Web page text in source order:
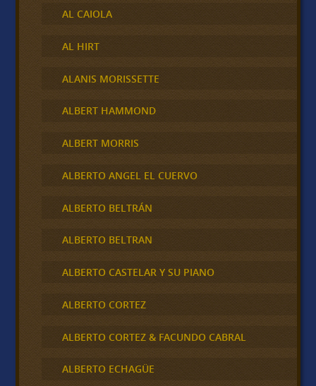
AL CAIOLA
AL HIRT
ALANIS MORISSETTE
ALBERT HAMMOND
ALBERT MORRIS
ALBERTO ANGEL EL CUERVO
ALBERTO BELTRÁN
ALBERTO BELTRAN
ALBERTO CASTELAR Y SU PIANO
ALBERTO CORTEZ
ALBERTO CORTEZ & FACUNDO CABRAL
ALBERTO ECHAGÜE